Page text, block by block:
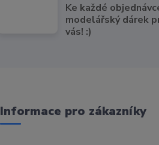
Ke každé
modelářský dárek
vás! :)
Informace pro zákazníky